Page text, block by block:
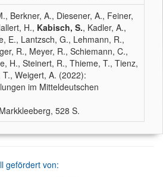
Berkner, A., Diesener, A., Feiner,
H., Kabisch, S., Kadler, A.,
E., Lantzsch, G., Lehmann, R.,
R., Meyer, R., Schiemann, C.,
H., Steinert, R., Thieme, T., Tienz,
Weigert, A. (2022):
im Mitteldeutschen
528 S.
gefördert von: